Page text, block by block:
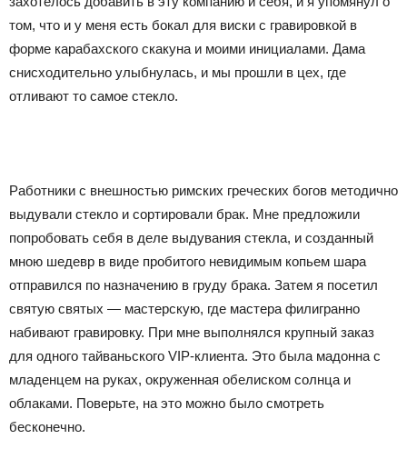
том, что и у меня есть бокал для виски с гравировкой в
форме карабахского скакуна и моими инициалами. Дама
снисходительно улыбнулась, и мы прошли в цех, где
отливают то самое стекло.
Работники с внешностью римских греческих богов методично
выдували стекло и сортировали брак. Мне предложили
попробовать себя в деле выдувания стекла, и созданный
мною шедевр в виде пробитого невидимым копьем шара
отправился по назначению в груду брака. Затем я посетил
святую святых — мастерскую, где мастера филигранно
набивают гравировку. При мне выполнялся крупный заказ
для одного тайваньского VIP-клиента. Это была мадонна с
младенцем на руках, окруженная обелиском солнца и
облаками. Поверьте, на это можно было смотреть
бесконечно.